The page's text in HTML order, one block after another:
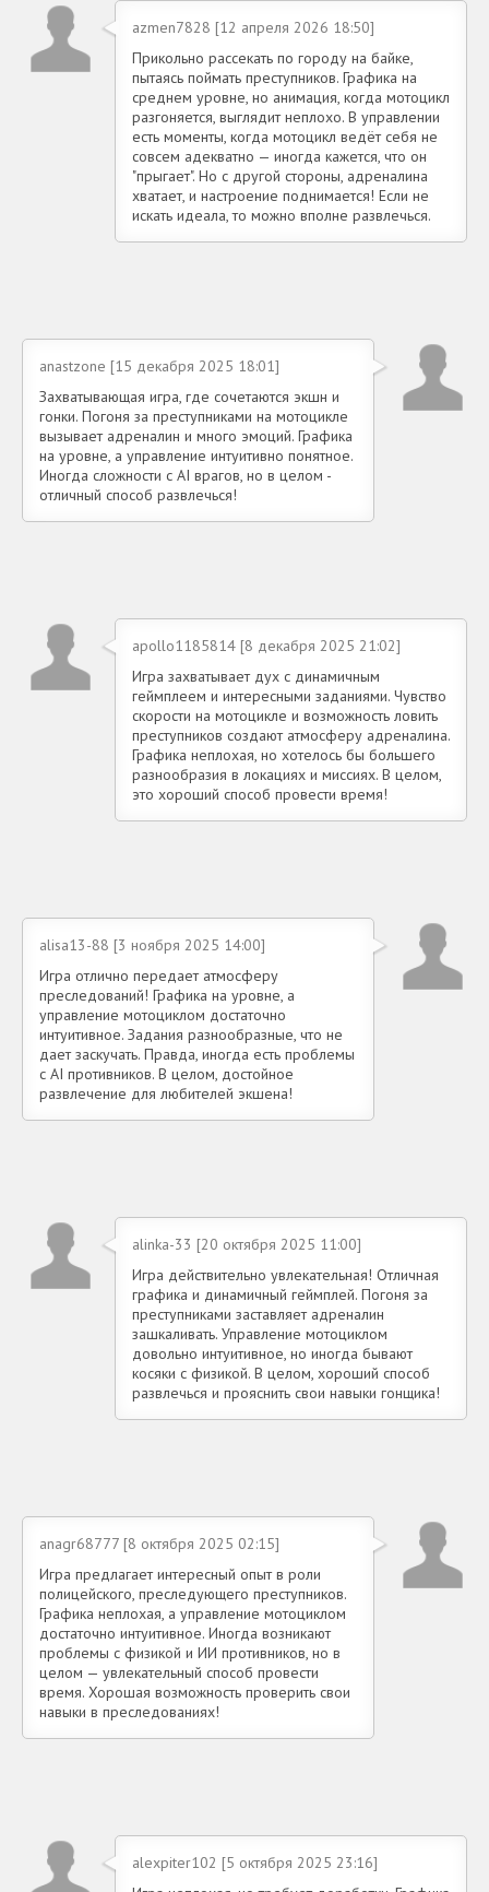
azmen7828 [12 апреля 2026 18:50]
Прикольно рассекать по городу на байке,
пытаясь поймать преступников. Графика на
среднем уровне, но анимация, когда мотоцикл
разгоняется, выглядит неплохо. В управлении
есть моменты, когда мотоцикл ведёт себя не
совсем адекватно — иногда кажется, что он
"прыгает". Но с другой стороны, адреналина
хватает, и настроение поднимается! Если не
искать идеала, то можно вполне развлечься.
anastzone [15 декабря 2025 18:01]
Захватывающая игра, где сочетаются экшн и
гонки. Погоня за преступниками на мотоцикле
вызывает адреналин и много эмоций. Графика
на уровне, а управление интуитивно понятное.
Иногда сложности с AI врагов, но в целом -
отличный способ развлечься!
apollo1185814 [8 декабря 2025 21:02]
Игра захватывает дух с динамичным
геймплеем и интересными заданиями. Чувство
скорости на мотоцикле и возможность ловить
преступников создают атмосферу адреналина.
Графика неплохая, но хотелось бы большего
разнообразия в локациях и миссиях. В целом,
это хороший способ провести время!
alisa13-88 [3 ноября 2025 14:00]
Игра отлично передает атмосферу
преследований! Графика на уровне, а
управление мотоциклом достаточно
интуитивное. Задания разнообразные, что не
дает заскучать. Правда, иногда есть проблемы
с AI противников. В целом, достойное
развлечение для любителей экшена!
alinka-33 [20 октября 2025 11:00]
Игра действительно увлекательная! Отличная
графика и динамичный геймплей. Погоня за
преступниками заставляет адреналин
зашкаливать. Управление мотоциклом
довольно интуитивное, но иногда бывают
косяки с физикой. В целом, хороший способ
развлечься и прояснить свои навыки гонщика!
anagr68777 [8 октября 2025 02:15]
Игра предлагает интересный опыт в роли
полицейского, преследующего преступников.
Графика неплохая, а управление мотоциклом
достаточно интуитивное. Иногда возникают
проблемы с физикой и ИИ противников, но в
целом — увлекательный способ провести
время. Хорошая возможность проверить свои
навыки в преследованиях!
alexpiter102 [5 октября 2025 23:16]